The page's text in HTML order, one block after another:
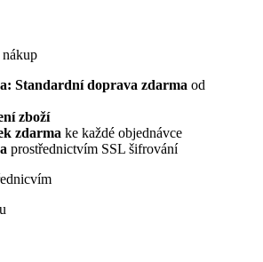
Standardní doprava zdarma od
zboží
zdarma ke každé objednávce
prostřednictvím SSL šifrování